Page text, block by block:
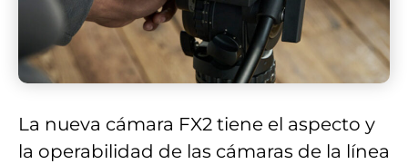
La nueva cámara FX2 tiene el aspecto y
la operabilidad de las cámaras de la línea